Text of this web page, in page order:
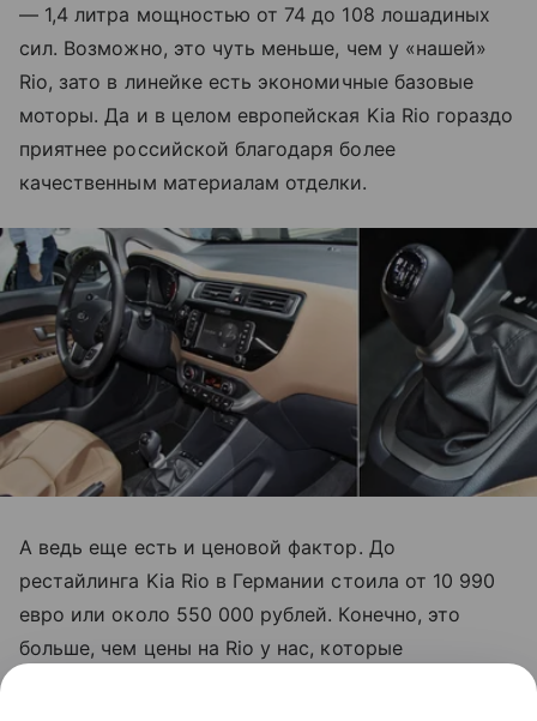
— 1,4 литра мощностью от 74 до 108 лошадиных
сил. Возможно, это чуть меньше, чем у «нашей»
Rio, зато в линейке есть экономичные базовые
моторы. Да и в целом европейская Kia Rio гораздо
приятнее российской благодаря более
качественным материалам отделки.
А ведь еще есть и ценовой фактор. До
рестайлинга Kia Rio в Германии стоила от 10 990
евро или около 550 000 рублей. Конечно, это
больше, чем цены на Rio у нас, которые